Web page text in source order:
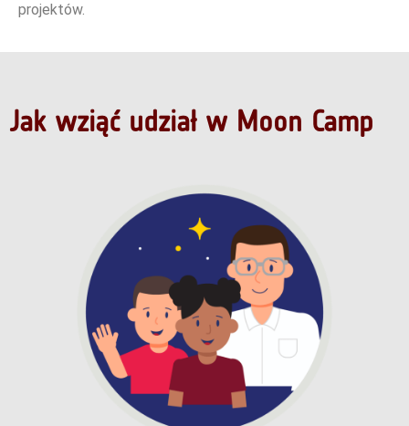
projektów.
Jak wziąć udział w Moon Camp